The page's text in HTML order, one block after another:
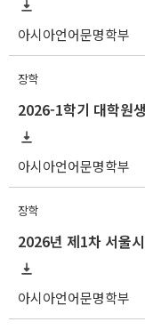
아시아언어문명학부
장학
아시아언어문명학부
장학
2026년 제1차 서울
아시아언어문명학부